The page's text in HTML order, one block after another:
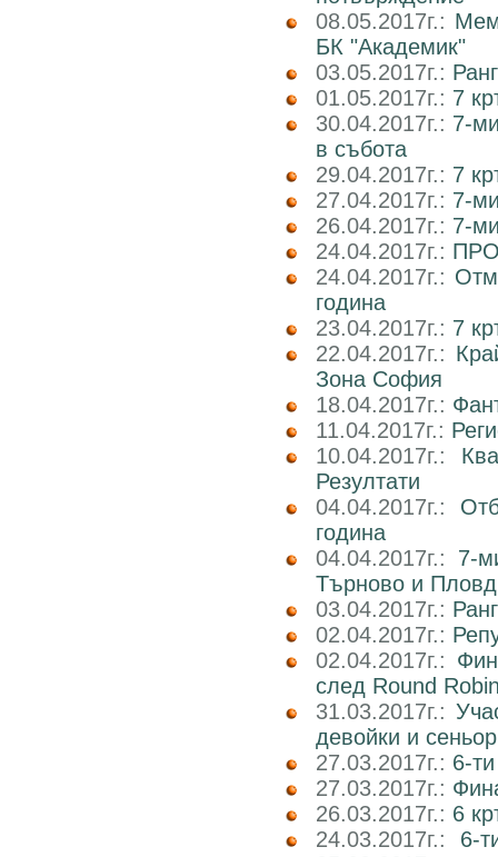
08.05.2017г.:
БК "Академик"
03.05.2017г.:
01.05.2017г.: 7
30.04.2017г.: 7-
в събота
29.04.2017г.: 7
27.04.2017г.: 7-
26.04.2017г.: 7-
24.04.2017г.:
24.04.2017г.:
година
23.04.2017г.: 7
22.04.2017г.:
Зона София
18.04.2017г.:
11.04.2017г.:
10.04.2017г.:
Резултати
04.04.2017г.:
година
04.04.2017г.: 7-
Търново и
03.04.2017г.:
02.04.2017г.:
02.04.2017г.:
след Round
31.03.2017г.:
девойки и
27.03.2017г.: 6-
27.03.2017г.:
26.03.2017г.: 6
24.03.2017г.: 6-